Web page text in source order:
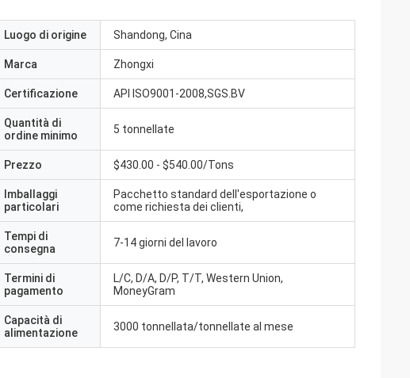
Luogo di origine Shandong, Cina
Marca Zhongxi
Certificazione API ISO9001-2008,SGS.BV
Quantità di
ordine minimo
5 tonnellate
Prezzo $430.00 - $540.00/Tons
Imballaggi
particolari
Pacchetto standard dell'esportazione o
come richiesta dei clienti,
Tempi di
consegna
7-14 giorni del lavoro
Termini di
pagamento
L/C, D/A, D/P, T/T, Western Union,
MoneyGram
Capacità di
alimentazione
3000 tonnellata/tonnellate al mese